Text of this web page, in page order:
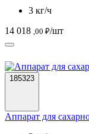
3 кг/ч
14 018 ,00 ₽/шт
185323
Аппарат для